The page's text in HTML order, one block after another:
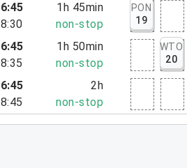
1h 45min
non-stop
PON
19
1h 50min
non-stop
WTO
20
2h
non-stop